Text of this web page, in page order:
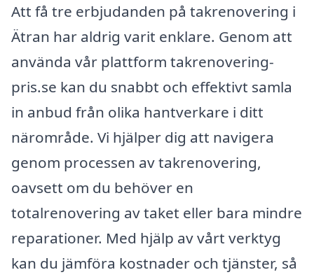
Att få tre erbjudanden på takrenovering i
Ätran har aldrig varit enklare. Genom att
använda vår plattform takrenovering-
pris.se kan du snabbt och effektivt samla
in anbud från olika hantverkare i ditt
närområde. Vi hjälper dig att navigera
genom processen av takrenovering,
oavsett om du behöver en
totalrenovering av taket eller bara mindre
reparationer. Med hjälp av vårt verktyg
kan du jämföra kostnader och tjänster, så